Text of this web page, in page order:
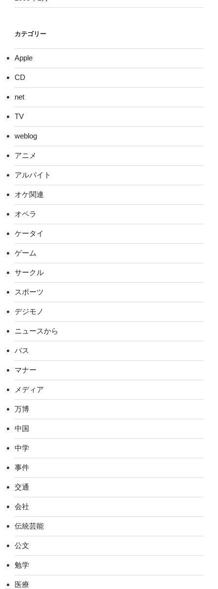
カテゴリー
Apple
CD
net
TV
weblog
アニメ
アルバイト
オケ関連
オペラ
ケータイ
ゲーム
サークル
スポーツ
デジモノ
ニュースから
バス
マナー
メディア
万博
中国
中学
事件
交通
会社
伝統芸能
公文
勉学
医療